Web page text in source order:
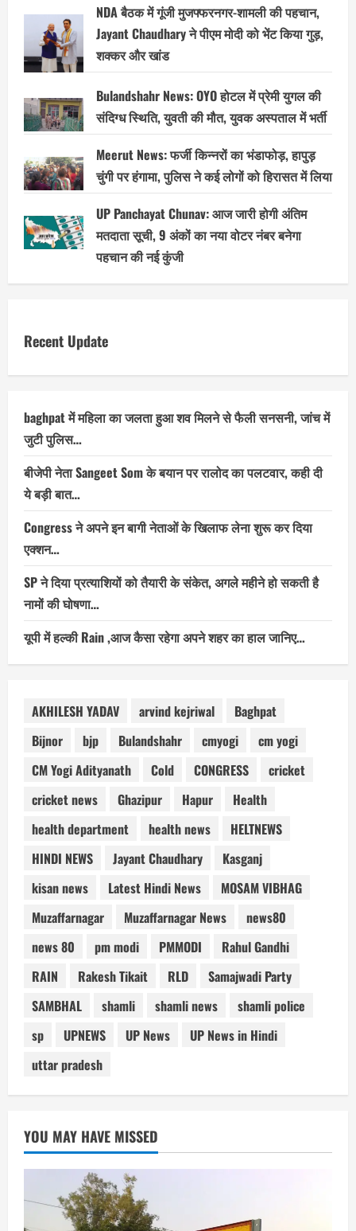
NDA बैठक में गूंजी मुजफ्फरनगर-शामली की पहचान,
Jayant Chaudhary ने पीएम मोदी को भेंट किया गुड़,
शक्कर और खांड
Bulandshahr News: OYO होटल में प्रेमी युगल की
संदिग्ध स्थिति, युवती की मौत, युवक अस्पताल में भर्ती
Meerut News: फर्जी किन्नरों का भंडाफोड़, हापुड़
चुंगी पर हंगामा, पुलिस ने कई लोगों को हिरासत में लिया
UP Panchayat Chunav: आज जारी होगी अंतिम
मतदाता सूची, 9 अंकों का नया वोटर नंबर बनेगा
पहचान की नई कुंजी
Recent Update
baghpat में महिला का जलता हुआ शव मिलने से फैली सनसनी, जांच में
जुटी पुलिस…
बीजेपी नेता Sangeet Som के बयान पर रालोद का पलटवार, कही दी
ये बड़ी बात…
Congress ने अपने इन बागी नेताओं के खिलाफ लेना शुरू कर दिया
एक्शन…
SP ने दिया प्रत्याशियों को तैयारी के संकेत, अगले महीने हो सकती है
नामों की घोषणा…
यूपी में हल्की Rain ,आज कैसा रहेगा अपने शहर का हाल जानिए…
AKHILESH YADAV arvind kejriwal
Baghpat
Bijnor
bjp Bulandshahr cmyogi
cm yogi
CM Yogi Adityanath
Cold CONGRESS
cricket
cricket news
Ghazipur Hapur
Health
health department
health news
HELTNEWS
HINDI NEWS
Jayant Chaudhary
Kasganj
kisan news
Latest Hindi News
MOSAM VIBHAG
Muzaffarnagar
Muzaffarnagar News
news80
news 80
pm modi PMMODI
Rahul Gandhi
RAIN
Rakesh Tikait RLD
Samajwadi Party
SAMBHAL
shamli shamli news
shamli police
sp
UPNEWS UP News
UP News in Hindi
uttar pradesh
YOU MAY HAVE MISSED